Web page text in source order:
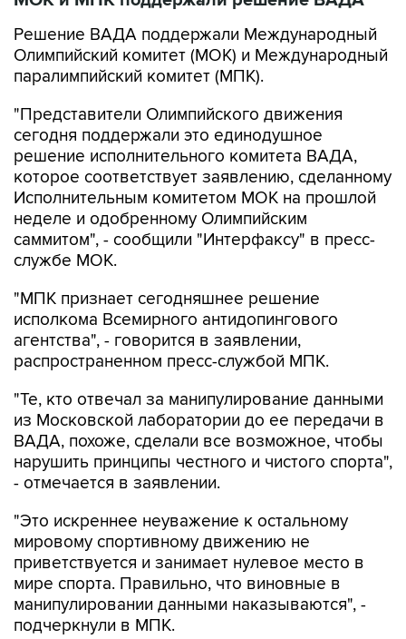
Решение ВАДА поддержали Международный
Олимпийский комитет (МОК) и Международный
паралимпийский комитет (МПК).
"Представители Олимпийского движения
сегодня поддержали это единодушное
решение исполнительного комитета ВАДА,
которое соответствует заявлению, сделанному
Исполнительным комитетом МОК на прошлой
неделе и одобренному Олимпийским
саммитом", - сообщили "Интерфаксу" в пресс-
службе МОК.
"МПК признает сегодняшнее решение
исполкома Всемирного антидопингового
агентства", - говорится в заявлении,
распространенном пресс-службой МПК.
"Те, кто отвечал за манипулирование данными
из Московской лаборатории до ее передачи в
ВАДА, похоже, сделали все возможное, чтобы
нарушить принципы честного и чистого спорта",
- отмечается в заявлении.
"Это искреннее неуважение к остальному
мировому спортивному движению не
приветствуется и занимает нулевое место в
мире спорта. Правильно, что виновные в
манипулировании данными наказываются", -
подчеркнули в МПК.